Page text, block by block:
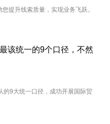
提升线索质量，实现业务飞跃。
该统一的9个口径，不然
的9大统一口径，成功开展国际贸